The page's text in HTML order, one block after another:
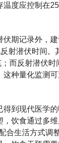
温度应控制在
期记录外，
射潜伏时间。
而反射潜伏
种量化监测
到现代医学
饮食通过多
合生活方式调